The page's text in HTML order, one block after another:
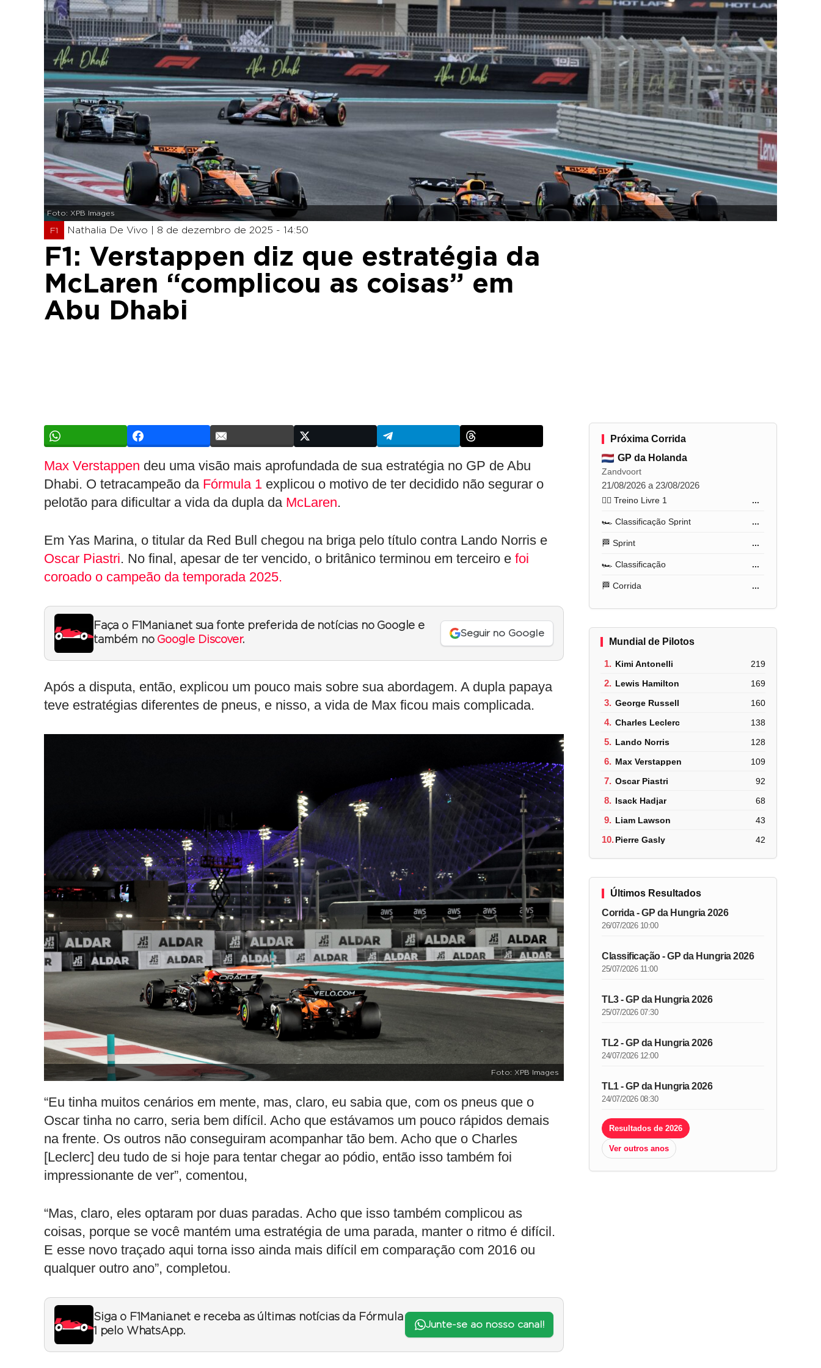
Foto: XPB Images
F1 Nathalia De Vivo | 8 de dezembro de 2025 - 14:50
F1: Verstappen diz que estratégia da
McLaren “complicou as coisas” em
Abu Dhabi
Max Verstappen deu uma visão mais aprofundada de sua estratégia no GP de Abu
Dhabi. O tetracampeão da Fórmula 1 explicou o motivo de ter decidido não segurar o
pelotão para dificultar a vida da dupla da McLaren.
Em Yas Marina, o titular da Red Bull chegou na briga pelo título contra Lando Norris e
Oscar Piastri. No final, apesar de ter vencido, o britânico terminou em terceiro e foi
coroado o campeão da temporada 2025.
Faça o F1Mania.net sua fonte preferida de notícias no Google e
também no Google Discover.
Seguir no Google
Após a disputa, então, explicou um pouco mais sobre sua abordagem. A dupla papaya
teve estratégias diferentes de pneus, e nisso, a vida de Max ficou mais complicada.
Foto: XPB Images
“Eu tinha muitos cenários em mente, mas, claro, eu sabia que, com os pneus que o
Oscar tinha no carro, seria bem difícil. Acho que estávamos um pouco rápidos demais
na frente. Os outros não conseguiram acompanhar tão bem. Acho que o Charles
[Leclerc] deu tudo de si hoje para tentar chegar ao pódio, então isso também foi
impressionante de ver”, comentou,
“Mas, claro, eles optaram por duas paradas. Acho que isso também complicou as
coisas, porque se você mantém uma estratégia de uma parada, manter o ritmo é difícil.
E esse novo traçado aqui torna isso ainda mais difícil em comparação com 2016 ou
qualquer outro ano”, completou.
Siga o F1Mania.net e receba as últimas notícias da Fórmula
1 pelo WhatsApp.
Junte-se ao nosso canal!
Próxima Corrida
GP da Holanda
Zandvoort
21/08/2026 a 23/08/2026
🏋️‍♂️ Treino Livre 1 ...
🏎️ Classificação Sprint ...
🏁 Sprint ...
🏎️ Classificação ...
🏁 Corrida ...
Mundial de Pilotos
1. Kimi Antonelli 219
2. Lewis Hamilton 169
3. George Russell 160
4. Charles Leclerc 138
5. Lando Norris 128
6. Max Verstappen 109
7. Oscar Piastri 92
8. Isack Hadjar 68
9. Liam Lawson 43
10.Pierre Gasly 42
Últimos Resultados
Corrida - GP da Hungria 2026
26/07/2026 10:00
Classificação - GP da Hungria 2026
25/07/2026 11:00
TL3 - GP da Hungria 2026
25/07/2026 07:30
TL2 - GP da Hungria 2026
24/07/2026 12:00
TL1 - GP da Hungria 2026
24/07/2026 08:30
Resultados de 2026
Ver outros anos